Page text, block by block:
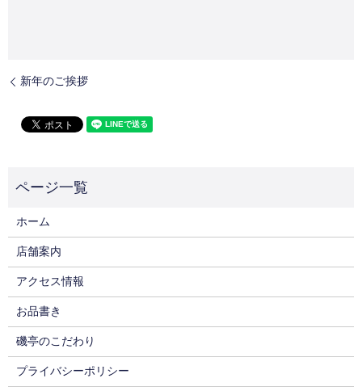
新年のご挨拶
ホーム
店舗案内
アクセス情報
お品書き
磯亭のこだわり
プライバシーポリシー